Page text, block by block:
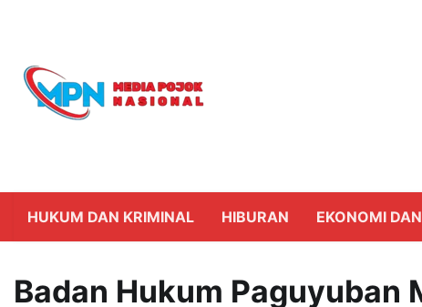
HUKUM DAN KRIMINAL HIBURAN EKONOMI
Badan Hukum Paguyuban